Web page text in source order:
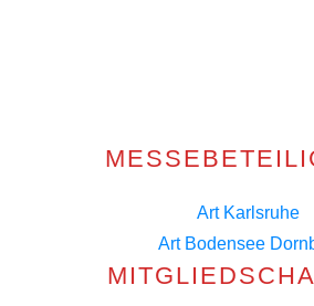
Art Karlsruhe
Art Bodensee